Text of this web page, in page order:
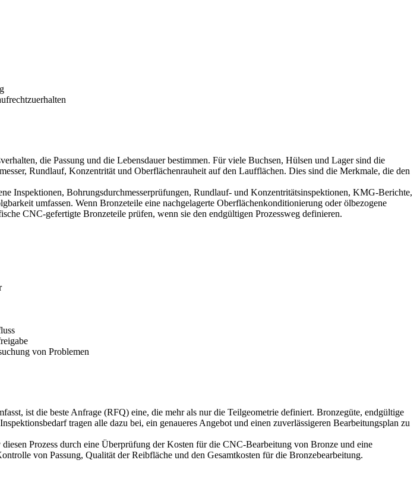
die Passung und die Lebensdauer bestimmen. Für viele Buchsen, Hülsen und Lager sind die
Rundlauf, Konzentrität und Oberflächenrauheit auf den Laufflächen. Dies sind die Merkmale, die den
Inspektionen, Bohrungsdurchmesserprüfungen, Rundlauf- und Konzentritätsinspektionen, KMG-Berichte,
umfassen. Wenn Bronzeteile eine nachgelagerte Oberflächenkonditionierung oder ölbezogene
CNC-gefertigte Bronzeteile prüfen, wenn sie den endgültigen Prozessweg definieren.
von Problemen
ist die beste Anfrage (RFQ) eine, die mehr als nur die Teilgeometrie definiert. Bronzegüte, endgültige
tragen alle dazu bei, ein genaueres Angebot und einen zuverlässigeren Bearbeitungsplan zu
Prozess durch eine Überprüfung derKosten für die CNC-Bearbeitung von Bronze und eine
von Passung, Qualität der Reibfläche und den Gesamtkosten für die Bronzebearbeitung.